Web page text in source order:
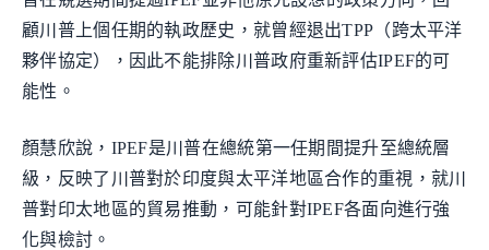
顧川普上個任期的執政歷史，就曾經退出TPP（跨太平洋
夥伴協定），因此不能排除川普政府重新評估IPEF的可
能性。
顏慧欣說，IPEF是川普在總統第一任期間提升至總統層
級，反映了川普對於印度與太平洋地區合作的重視，就川
普對印太地區的貿易推動，可能針對IPEF各面向進行強
化與檢討。